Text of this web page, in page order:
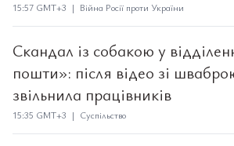
15:57 GMT+3 | Війна Росії проти України
Скандал із собакою у
пошти»: після відео зі
звільнила працівників
15:35 GMT+3 | Суспільство